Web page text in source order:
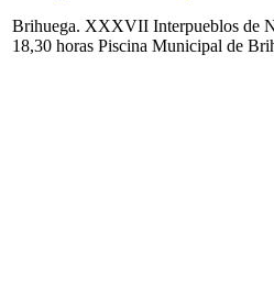
Brihuega. XXXVII Interpueblos de
18,30 horas Piscina Municipal de